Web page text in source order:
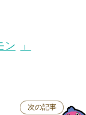
ン 」
次の記事